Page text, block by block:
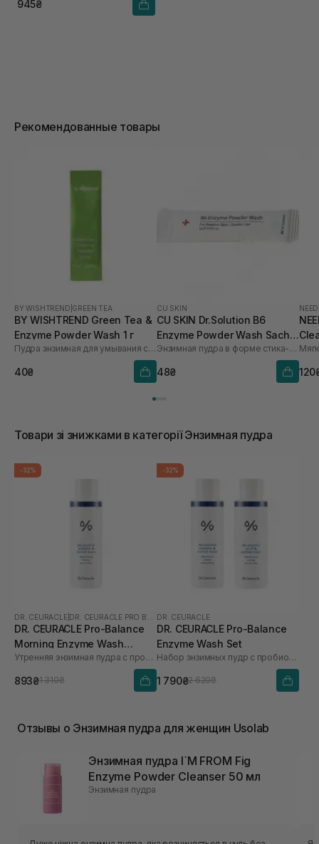
945₴
Рекомендованные товары
BY WISHTREND GREEN TEA
BY WISHTREND Green Tea &
Enzyme Powder Wash 1 г
Пудра энзимная для умывания с ароматом матча
40₴
CU SKIN
CU SKIN Dr.Solution B6
Enzyme Powder Wash Sachet
для проблемної та жирної
шкіри 1шт* 1 г
Энзимная пудра в форме стика-саше с пиридоксином и каламином
48₴
Товари зі знижками в категорії Энзимная пудра
-32%
DR. CEURACLE
DR. CEURACLE Pro-Balance
Morning Enzyme Wash
(термін до 01.27р.) 50 г
Утренняя энзимная пудра с пробиотиками
893₴1 310₴
-32%
DR. CEURACLE
DR. CEURACLE Pro-Balance
Enzyme Wash Set
Набор энзимных пудр с пробиотиками
1 790₴2 620₴
Отзывы о Энзимная пудра для женщин Usolab
Энзимная пудра I`M FROM Fig
Enzyme Powder Cleanser 50 мл
Энзимная пудра